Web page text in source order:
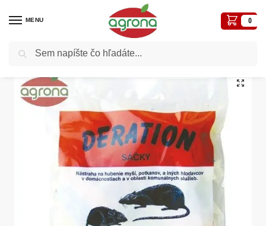
MENU 0
Domov Postreky-prípravky proti chorobám a škodcom